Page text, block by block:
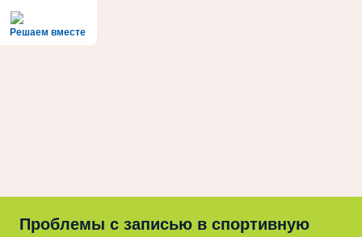
Решаем вместе
Проблемы с записью в спортивную